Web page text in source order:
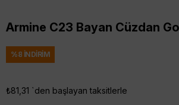
Armine C23 Bayan Cüzdan
%8 İNDIRIM
₺81,31 `den başlayan taksitlerle